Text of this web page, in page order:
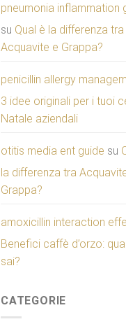
pneumonia inflammation
su Qual è la differenza tra
Acquavite e Grappa?
penicillin allergy
3 idee originali per i tuoi
Natale aziendali
otitis media ent guide su
la differenza tra
Grappa?
amoxicillin interaction
Benefici caffè d’orzo:
sai?
CATEGORIE